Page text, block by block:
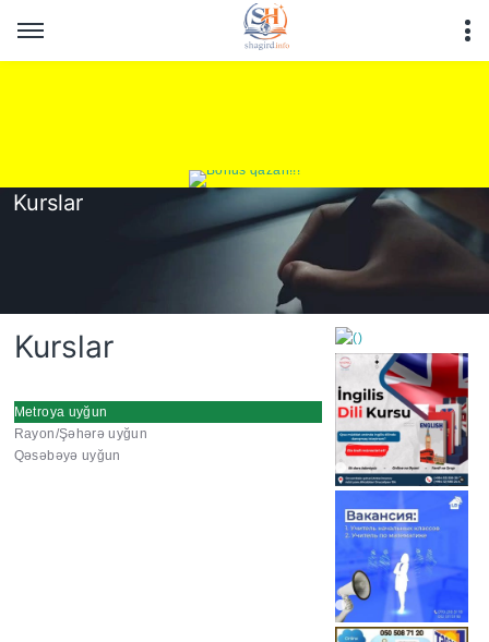
Kurslar
Kurslar
Metroya uyğun
Rayon/Şəhərə uyğun
Qəsəbəyə uyğun
https://wa.me/